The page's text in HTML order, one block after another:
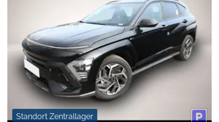
Standort Zentrallager